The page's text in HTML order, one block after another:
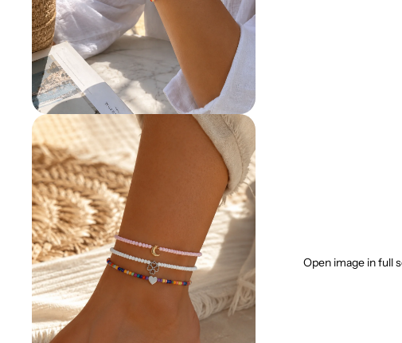
Open image in full